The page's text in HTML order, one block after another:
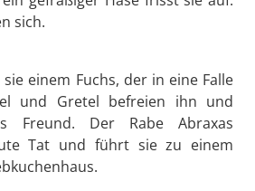
sich.
einem Fuchs, der in eine Falle
und Gretel befreien ihn und
Freund. Der Rabe Abraxas
Tat und führt sie zu einem